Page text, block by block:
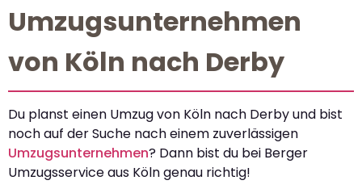
Umzugsunternehmen
von Köln nach Derby
Du planst einen Umzug von Köln nach Derby und bist
noch auf der Suche nach einem zuverlässigen
Umzugsunternehmen? Dann bist du bei Berger
Umzugsservice aus Köln genau richtig!